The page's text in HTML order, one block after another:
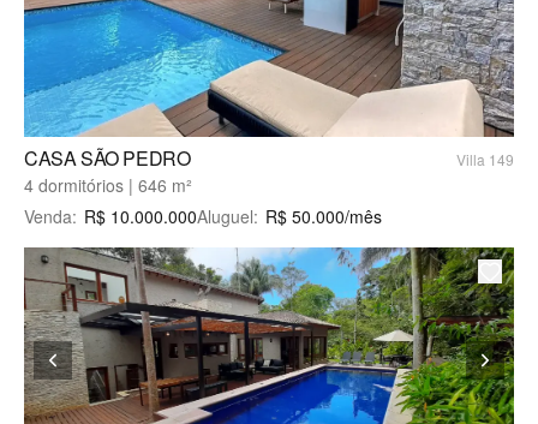
CASA SÃO PEDRO Villa 149
4 dormitórios | 646 m²
Venda: R$ 10.000.000Aluguel: R$ 50.000/mês